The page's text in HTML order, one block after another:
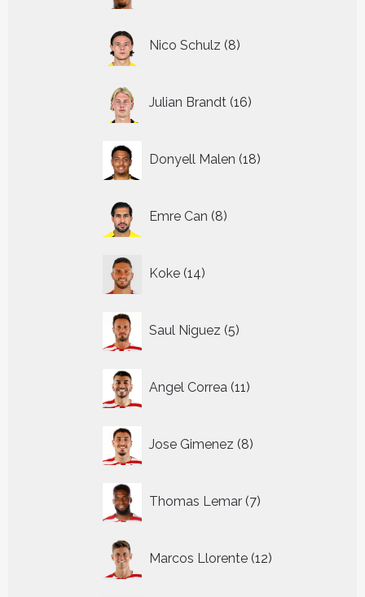
Nico Schulz 8
producten
Julian Brandt 16
producten
Donyell Malen 18
producten
Emre Can 8
producten
Koke 14
producten
Saul Niguez 5
producten
Angel Correa 11
producten
Jose Gimenez 8
producten
Thomas Lemar 7
producten
Marcos Llorente 12
producten